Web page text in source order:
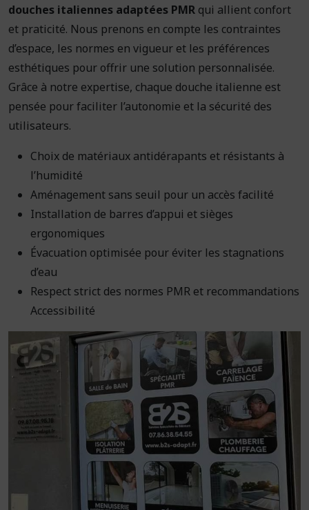
douches italiennes adaptées PMR qui allient confort
et praticité. Nous prenons en compte les contraintes
d’espace, les normes en vigueur et les préférences
esthétiques pour offrir une solution personnalisée.
Grâce à notre expertise, chaque douche italienne est
pensée pour faciliter l’autonomie et la sécurité des
utilisateurs.
Choix de matériaux antidérapants et résistants à
l’humidité
Aménagement sans seuil pour un accès facilité
Installation de barres d’appui et sièges
ergonomiques
Évacuation optimisée pour éviter les stagnations
d’eau
Respect strict des normes PMR et recommandations
Accessibilité